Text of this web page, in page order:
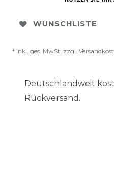
WUNSCHLISTE
* inkl. ges. MwSt. zzgl.
Deutschlandweit
Rückversand.